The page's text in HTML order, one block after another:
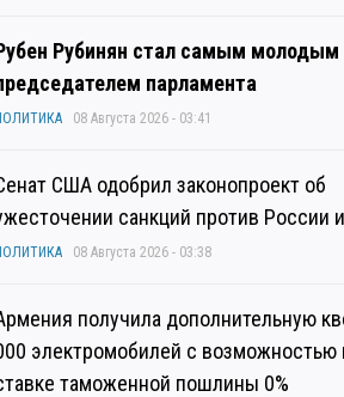
Рубинян стал самым молодым
парламента
08 Августа 2026 - 03:41
США одобрил законопроект об
санкций против России
08 Августа 2026 - 03:38
получила дополнительную
электромобилей с возможностью
таможенной пошлины 0%